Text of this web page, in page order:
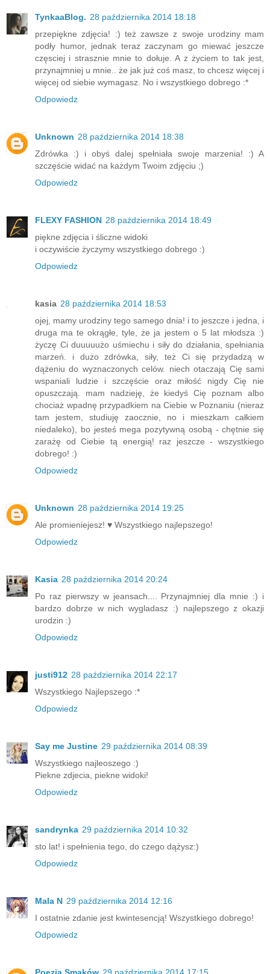
TynkaaBlog. 28 października 2014 18:18
przepiękne zdjęcia! :) też zawsze z swoje urodziny mam
podły humor, jednak teraz zaczynam go miewać jeszcze
częsciej i strasznie mnie to dołuje. A z życiem to tak jest,
przynajmniej u mnie.. że jak już coś masz, to chcesz więcej i
więcej od siebie wymagasz. No i wszystkiego dobrego :*
Odpowiedz
Unknown 28 października 2014 18:38
Zdrówka :) i obyś dalej spełniała swoje marzenia! :) A
szczęście widać na każdym Twoim zdjęciu ;)
Odpowiedz
FLEXY FASHION 28 października 2014 18:49
piękne zdjęcia i śliczne widoki
i oczywiście życzymy wszystkiego dobrego :)
Odpowiedz
kasia 28 października 2014 18:53
ojej, mamy urodziny tego samego dnia! i to jeszcze i jedna, i
druga ma te okrągłe, tyle, że ja jestem o 5 lat młodsza :)
życzę Ci duuuuużo uśmiechu i siły do działania, spełniania
marzeń. i dużo zdrówka, siły, też Ci się przydadzą w
dążeniu do wyznaczonych celów. niech otaczają Cię sami
wspaniali ludzie i szczęście oraz miłość nigdy Cię nie
opuszczają. mam nadzieję, że kiedyś Cię poznam albo
chociaż wpadnę przypadkiem na Ciebie w Poznaniu (nieraz
tam jestem, studiuję zaocznie, no i mieszkam całkiem
niedaleko), bo jesteś mega pozytywną osobą - chętnie się
zarażę od Ciebie tą energią! raz jeszcze - wszystkiego
dobrego! :)
Odpowiedz
Unknown 28 października 2014 19:25
Ale promieniejesz! ♥ Wszystkiego najlepszego!
Odpowiedz
Kasia 28 października 2014 20:24
Po raz pierwszy w jeansach.... Przynajmniej dla mnie :) i
bardzo dobrze w nich wygladasz :) najlepszego z okazji
urodzin :)
Odpowiedz
justi912 28 października 2014 22:17
Wszystkiego Najlepszego :*
Odpowiedz
Say me Justine 29 października 2014 08:39
Wszystkiego najleoszego :)
Piekne zdjecia, piekne widoki!
Odpowiedz
sandrynka 29 października 2014 10:32
sto lat! i spełnienia tego, do czego dążysz:)
Odpowiedz
Mala N 29 października 2014 12:16
I ostatnie zdanie jest kwintesencją! Wszystkiego dobrego!
Odpowiedz